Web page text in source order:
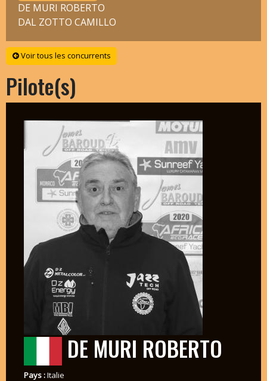
DE MURI ROBERTO
DAL ZOTTO CAMILLO
Voir tous les concurrents
Pilote(s)
DE MURI ROBERTO
Pays :Italie